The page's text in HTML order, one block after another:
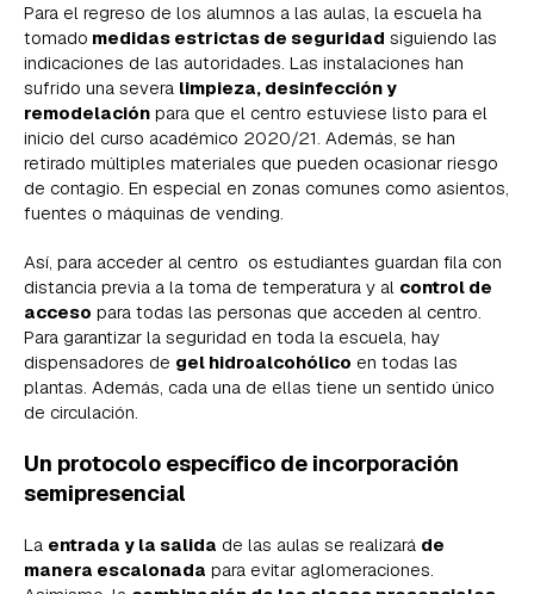
Para el regreso de los alumnos a las aulas, la escuela ha
tomado medidas estrictas de seguridad siguiendo las
indicaciones de las autoridades. Las instalaciones han
sufrido una severa limpieza, desinfección y
remodelación para que el centro estuviese listo para el
inicio del curso académico 2020/21. Además, se han
retirado múltiples materiales que pueden ocasionar riesgo
de contagio. En especial en zonas comunes como asientos,
fuentes o máquinas de vending.
Así, para acceder al centro os estudiantes guardan fila con
distancia previa a la toma de temperatura y al control de
acceso para todas las personas que acceden al centro.
Para garantizar la seguridad en toda la escuela, hay
dispensadores de gel hidroalcohólico en todas las
plantas. Además, cada una de ellas tiene un sentido único
de circulación.
Un protocolo específico de incorporación
semipresencial
La entrada y la salida de las aulas se realizará de
manera escalonada para evitar aglomeraciones.